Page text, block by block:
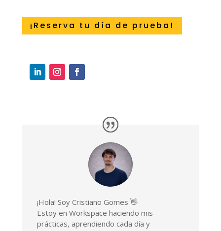
¡Reserva tu día de prueba!
¡Hola! Soy Cristiano Gomes 👋
Estoy en Workspace haciendo mis
prácticas, aprendiendo cada día y